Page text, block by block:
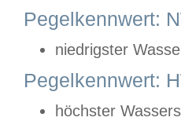
Pegelkennwert:
niedrigster
Pegelkennwert:
höchster